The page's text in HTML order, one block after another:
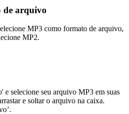
de arquivo
MP3 como formato de arquivo,
MP2.
e selecione seu arquivo MP3 em suas
e soltar o arquivo na caixa.